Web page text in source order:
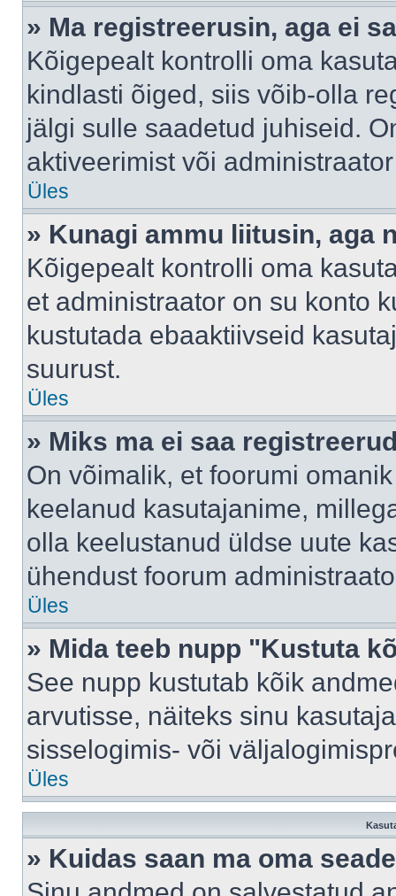
» Ma registreerusin, aga ei
Kõigepealt kontrolli oma
kindlasti õiged, siis võib-olla
jälgi sulle saadetud juhiseid.
aktiveerimist või
Üles
» Kunagi ammu liitusin, aga
Kõigepealt kontrolli oma
et administraator on su konto
kustutada ebaaktiivseid
suurust.
Üles
» Miks ma ei saa
On võimalik, et foorumi
keelanud kasutajanime,
olla keelustanud üldse uute
ühendust foorum
Üles
» Mida teeb nupp "Kustuta
See nupp kustutab kõik
arvutisse, näiteks sinu
sisselogimis- või
Üles
» Kuidas saan ma oma